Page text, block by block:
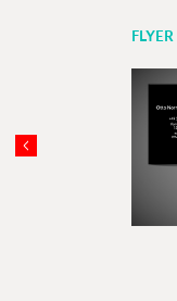
FLYER